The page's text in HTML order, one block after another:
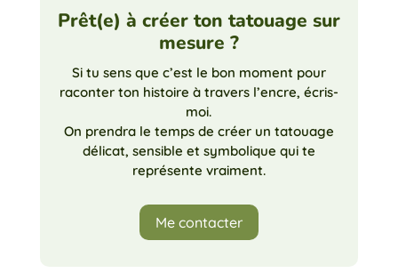
Prêt(e) à créer ton tatouage sur
mesure ?
Si tu sens que c’est le bon moment pour
raconter ton histoire à travers l’encre, écris-
moi.
On prendra le temps de créer un tatouage
délicat, sensible et symbolique qui te
représente vraiment.
Me contacter